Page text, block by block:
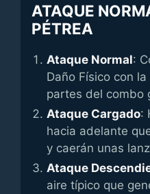
ATAQUE
PÉTREA
Ataque Normal:
Daño Físico con
partes del combo
Ataque Cargado:
hacia adelante
y caerán unas
Ataque
aire típico que